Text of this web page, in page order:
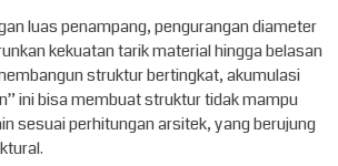
luas penampang, pengurangan diameter
kekuatan tarik material hingga belasan
struktur bertingkat, akumulasi
ini bisa membuat struktur tidak mampu
sesuai perhitungan arsitek, yang berujung